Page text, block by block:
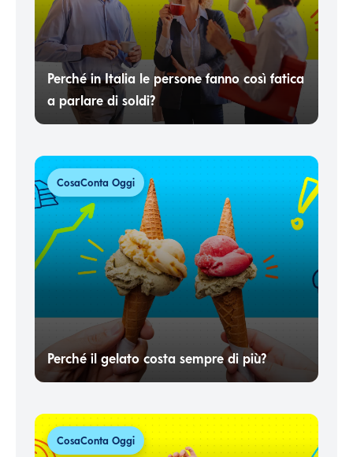
Perché in Italia le persone fanno così fatica
a parlare di soldi?
CosaConta Oggi
Perché il gelato costa sempre di più?
CosaConta Oggi